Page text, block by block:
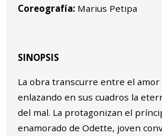
Coreografía:Marius Petipa
SINOPSIS
La obra transcurre entre el amor
enlazando en sus cuadros la
del mal. La protagonizan el
enamorado de Odette, joven